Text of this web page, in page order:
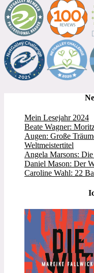
Mein Lesejahr 2024
Beate Wagner:
Augen: Große
Weltmeistertitel
Angela Marsons:
Daniel Mason: Der
Caroline Wahl: 22